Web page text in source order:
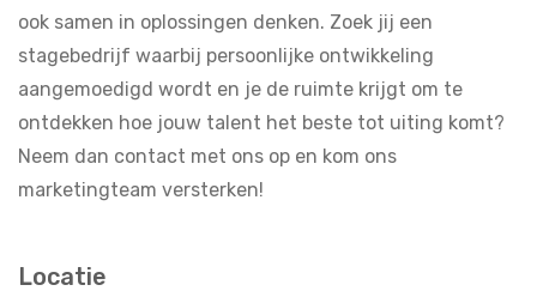
ook samen in oplossingen denken. Zoek jij een
stagebedrijf waarbij persoonlijke ontwikkeling
aangemoedigd wordt en je de ruimte krijgt om te
ontdekken hoe jouw talent het beste tot uiting komt?
Neem dan contact met ons op en kom ons
marketingteam versterken!
Locatie